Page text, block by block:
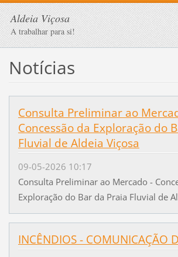
Aldeia Viçosa
A trabalhar para si!
Notícias
Consulta Preliminar ao
Concessão da Exploração do
Fluvial de Aldeia Viçosa
09-05-2026 10:17
Consulta Preliminar ao Mercado -
Exploração do Bar da Praia Fluvial de
INCÊNDIOS - COMUNICAÇÃO